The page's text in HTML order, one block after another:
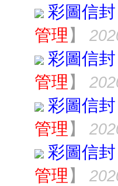
彩圖信
管理 】
彩圖信
管理 】
彩圖信
管理 】
彩圖信
管理 】